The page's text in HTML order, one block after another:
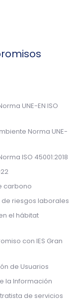
UNE-EN ISO
Norma UNE-
ISO 45001:2018
carbono
riesgos laborales
el hábitat
con IES Gran
de Usuarios
la Información
de servicios